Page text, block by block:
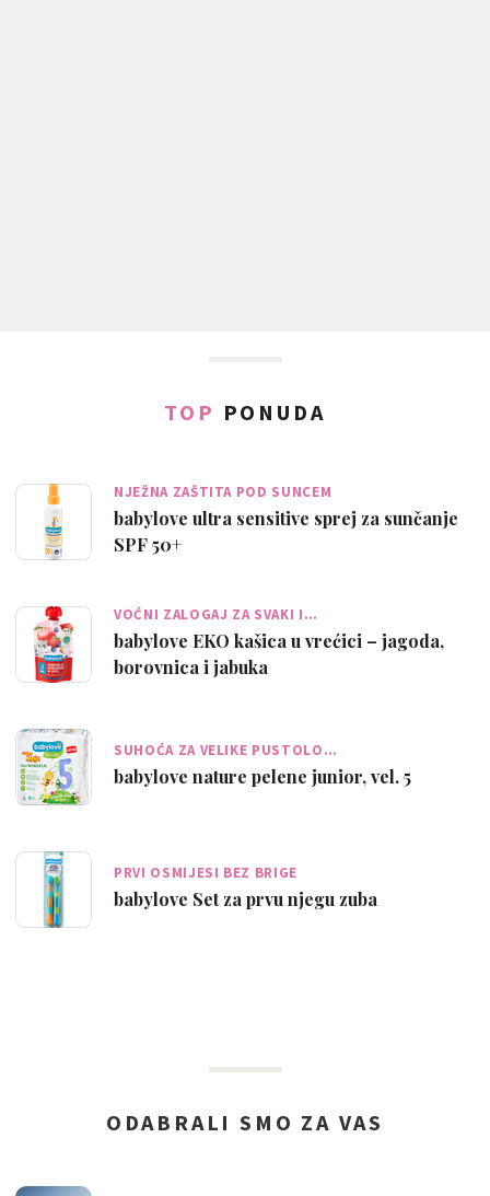
TOP PONUDA
NJEŽNA ZAŠTITA POD SUNCEM
babylove ultra sensitive sprej za sunčanje
SPF 50+
VOĆNI ZALOGAJ ZA SVAKI I…
babylove EKO kašica u vrećici – jagoda,
borovnica i jabuka
SUHOĆA ZA VELIKE PUSTOLO…
babylove nature pelene junior, vel. 5
PRVI OSMIJESI BEZ BRIGE
babylove Set za prvu njegu zuba